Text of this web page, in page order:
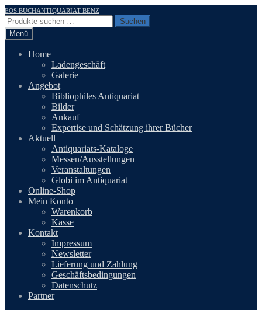
Zur
Navigation
springen
Zum
Inhalt
springen
EOS BUCHANTIQUARIAT BENZ
Suchen
nach:
Suchen
Menü
Home
Ladengeschäft
Galerie
Angebot
Bibliophiles Antiquariat
Bilder
Ankauf
Expertise und Schätzung ihrer Bücher
Aktuell
Antiquariats-Kataloge
Messen/Ausstellungen
Veranstaltungen
Globi im Antiquariat
Online-Shop
Mein Konto
Warenkorb
Kasse
Kontakt
Impressum
Newsletter
Lieferung und Zahlung
Geschäftsbedingungen
Datenschutz
Partner